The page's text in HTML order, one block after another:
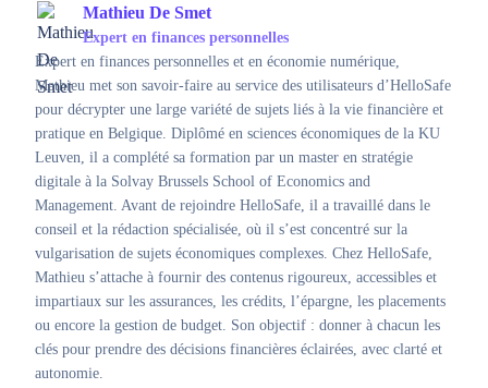
Mathieu De Smet
Expert en finances personnelles
Expert en finances personnelles et en économie numérique,
Mathieu met son savoir-faire au service des utilisateurs d’HelloSafe
pour décrypter une large variété de sujets liés à la vie financière et
pratique en Belgique. Diplômé en sciences économiques de la KU
Leuven, il a complété sa formation par un master en stratégie
digitale à la Solvay Brussels School of Economics and
Management. Avant de rejoindre HelloSafe, il a travaillé dans le
conseil et la rédaction spécialisée, où il s’est concentré sur la
vulgarisation de sujets économiques complexes. Chez HelloSafe,
Mathieu s’attache à fournir des contenus rigoureux, accessibles et
impartiaux sur les assurances, les crédits, l’épargne, les placements
ou encore la gestion de budget. Son objectif : donner à chacun les
clés pour prendre des décisions financières éclairées, avec clarté et
autonomie.